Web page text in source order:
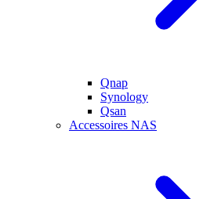
Qnap
Synology
Qsan
Accessoires NAS